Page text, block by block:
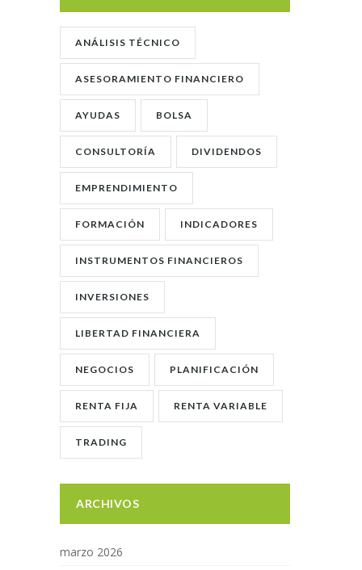
ANÁLISIS TÉCNICO
ASESORAMIENTO FINANCIERO
AYUDAS BOLSA
CONSULTORÍA DIVIDENDOS
EMPRENDIMIENTO
FORMACIÓN INDICADORES
INSTRUMENTOS FINANCIEROS
INVERSIONES
LIBERTAD FINANCIERA
NEGOCIOS PLANIFICACIÓN
RENTA FIJA RENTA VARIABLE
TRADING
ARCHIVOS
marzo 2026